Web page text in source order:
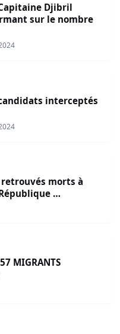
Djibril
sur le nombre
interceptés
retrouvés morts à
…
MIGRANTS